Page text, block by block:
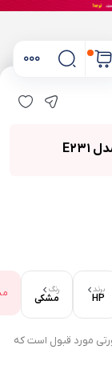
برند
HP
رنگ
مشکی
مورد قبول است که